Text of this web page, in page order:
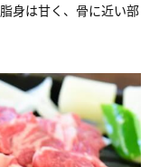
身は甘く、骨に近い部